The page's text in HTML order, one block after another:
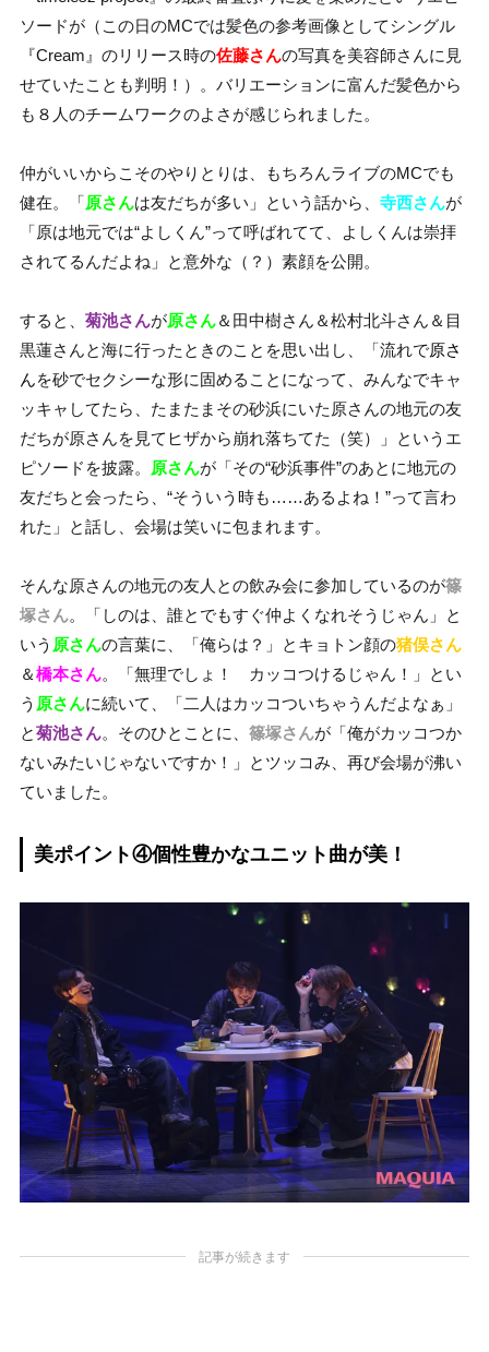
ソードが（この日のMCでは髪色の参考画像としてシングル
『Cream』のリリース時の佐藤さんの写真を美容師さんに見
せていたことも判明！）。バリエーションに富んだ髪色から
も８人のチームワークのよさが感じられました。
仲がいいからこそのやりとりは、もちろんライブのMCでも
健在。「原さんは友だちが多い」という話から、 寺西さんが
「原は地元では“よしくん”って呼ばれてて、よしくんは崇拝
されてるんだよね」と意外な（？）素顔を公開。
すると、 菊池さんが原さん＆田中樹さん＆松村北斗さん＆目
黒蓮さんと海に行ったときのことを思い出し、「流れで原さ
んを砂でセクシーな形に固めることになって、みんなでキャ
ッキャしてたら、たまたまその砂浜にいた原さんの地元の友
だちが原さんを見てヒザから崩れ落ちてた（笑）」というエ
ピソードを披露。
原さんが「その“砂浜事件”のあとに地元の
友だちと会ったら、“そういう時も……あるよね！”って言わ
れた」と話し、会場は笑いに包まれます。
そんな原さんの地元の友人との飲み会に参加しているのが篠
塚さん。「しのは、誰とでもすぐ仲よくなれそうじゃん」と
いう 原さんの言葉に、「俺らは？」とキョトン顔の猪俣さん
＆橋本さん。「無理でしょ！ カッコつけるじゃん！」とい
う 原さんに続いて、「二人はカッコついちゃうんだよなぁ」
と菊池さん。そのひとことに、 篠塚さんが「俺がカッコつか
ないみたいじゃないですか！」とツッコみ、再び会場が沸い
ていました。
美ポイント④個性豊かなユニット曲が美！
記事が続きます